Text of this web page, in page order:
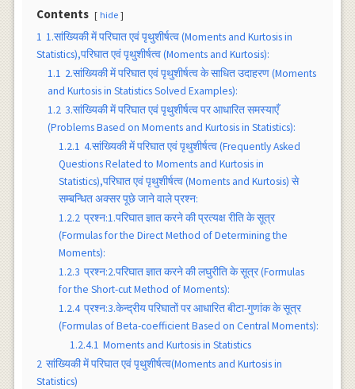
Contents hide
1 1.सांख्यिकी में परिघात एवं पृथुशीर्षत्व (Moments and Kurtosis in
Statistics),परिघात एवं पृथुशीर्षत्व (Moments and Kurtosis):
1.1 2.सांख्यिकी में परिघात एवं पृथुशीर्षत्व के साधित उदाहरण (Moments
and Kurtosis in Statistics Solved Examples):
1.2 3.सांख्यिकी में परिघात एवं पृथुशीर्षत्व पर आधारित समस्याएँ
(Problems Based on Moments and Kurtosis in Statistics):
1.2.1 4.सांख्यिकी में परिघात एवं पृथुशीर्षत्व (Frequently Asked
Questions Related to Moments and Kurtosis in
Statistics),परिघात एवं पृथुशीर्षत्व (Moments and Kurtosis) से
सम्बन्धित अक्सर पूछे जाने वाले प्रश्न:
1.2.2 प्रश्न:1.परिघात ज्ञात करने की प्रत्यक्ष रीति के सूत्र
(Formulas for the Direct Method of Determining the
Moments):
1.2.3 प्रश्न:2.परिघात ज्ञात करने की लघुरीति के सूत्र (Formulas
for the Short-cut Method of Moments):
1.2.4 प्रश्न:3.केन्द्रीय परिघातों पर आधारित बीटा-गुणांक के सूत्र
(Formulas of Beta-coefficient Based on Central Moments):
1.2.4.1 Moments and Kurtosis in Statistics
2 सांख्यिकी में परिघात एवं पृथुशीर्षत्व(Moments and Kurtosis in
Statistics)